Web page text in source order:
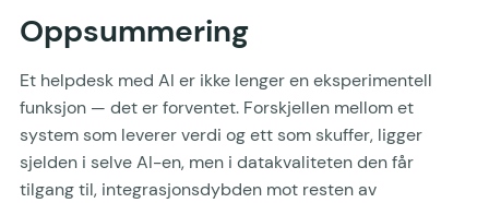
Oppsummering
Et helpdesk med AI er ikke lenger en eksperimentell
funksjon — det er forventet. Forskjellen mellom et
system som leverer verdi og ett som skuffer, ligger
sjelden i selve AI-en, men i datakvaliteten den får
tilgang til, integrasjonsdybden mot resten av